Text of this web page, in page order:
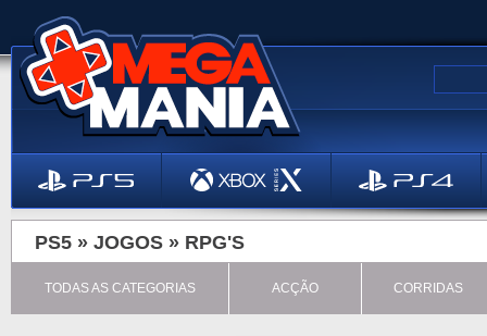
PS5 » JOGOS » RPG'S
TODAS AS CATEGORIAS ACÇÃO CORRIDAS